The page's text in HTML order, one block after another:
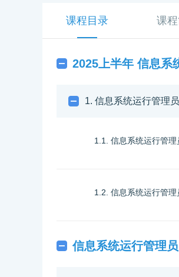
课程目录 课
2025上半年 信息系
1. 信息系统运行管理
1.1. 信息系统运行管理
1.2. 信息系统运行管理
信息系统运行管理